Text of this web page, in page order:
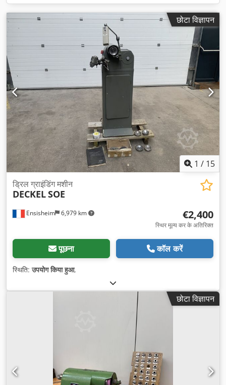
छोटा विज्ञापन
1 / 15
Ensisheim 6,979 km
ड्रिल ग्राइंडिंग मशीन
DECKELSOE
€2,400
स्थिर मूल्य कर के अतिरिक्त
पूछना कॉल करें
स्थिति:उपयोग किया हुआ,
छोटा विज्ञापन